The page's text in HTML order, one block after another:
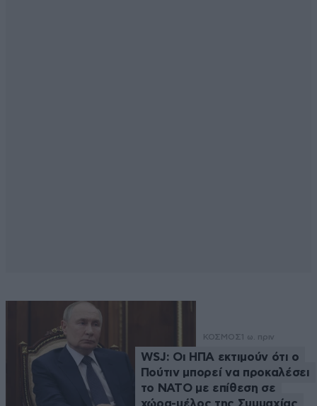
ΚΟΣΜΟΣ 1 ω. πριν
WSJ: Οι ΗΠΑ εκτιμούν ότι ο
Πούτιν μπορεί να προκαλέσει
το ΝΑΤΟ με επίθεση σε